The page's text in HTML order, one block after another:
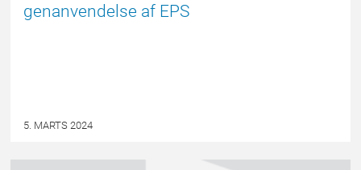
genanvendelse af EPS
5. MARTS 2024